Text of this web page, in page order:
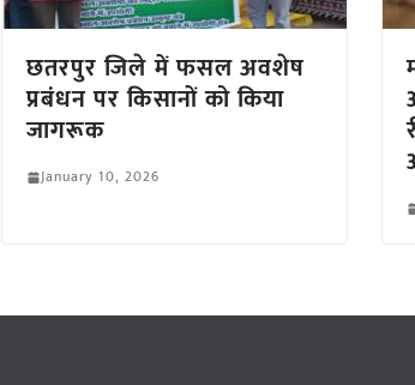
छतरपुर जिले में फसल अवशेष
प्रबंधन पर किसानों को किया
जागरूक
January 10, 2026